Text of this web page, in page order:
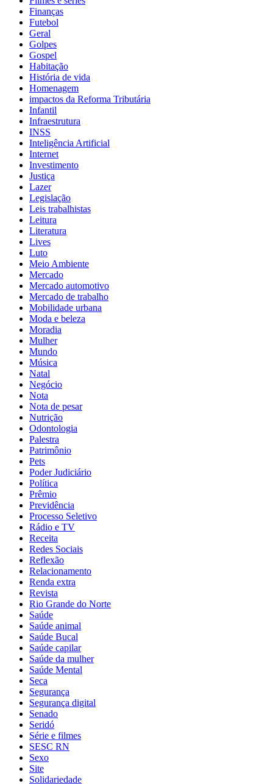
Finanças
Futebol
Geral
Golpes
Gospel
Habitação
História de vida
Homenagem
impactos da Reforma Tributária
Infantil
Infraestrutura
INSS
Inteligência Artificial
Internet
Investimento
Justiça
Lazer
Legislação
Leis trabalhistas
Leitura
Literatura
Lives
Luto
Meio Ambiente
Mercado
Mercado automotivo
Mercado de trabalho
Mobilidade urbana
Moda e beleza
Moradia
Mulher
Mundo
Música
Natal
Negócio
Nota
Nota de pesar
Nutrição
Odontologia
Palestra
Patrimônio
Pets
Poder Judiciário
Política
Prêmio
Previdência
Processo Seletivo
Rádio e TV
Receita
Redes Sociais
Reflexão
Relacionamento
Renda extra
Revista
Rio Grande do Norte
Saúde
Saúde animal
Saúde Bucal
Saúde capilar
Saúde da mulher
Saúde Mental
Seca
Segurança
Segurança digital
Senado
Seridó
Série e filmes
SESC RN
Sexo
Site
Solidariedade